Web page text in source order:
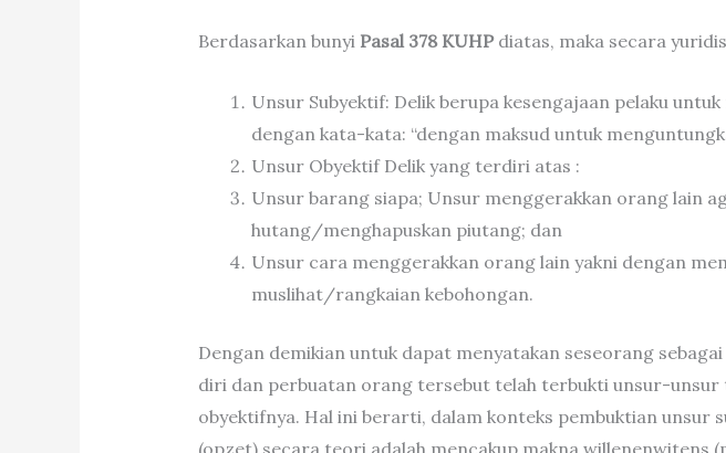
Berdasarkan bunyi Pasal 378 KUHPdiatas, maka secara
Unsur Subyektif: Delik berupa kesengajaan pelaku
dengan kata-kata: “dengan maksud untuk
Unsur Obyektif Delik yang terdiri atas :
Unsur barang siapa; Unsur menggerakkan orang lain
hutang/menghapuskan piutang; dan
Unsur cara menggerakkan orang lain yakni dengan
muslihat/rangkaian kebohongan.
Dengan demikian untuk dapat menyatakan seseorang
diri dan perbuatan orang tersebut telah terbukti unsur-unsur
obyektifnya. Hal ini berarti, dalam konteks pembuktian unsur
(opzet) secara teori adalah mencakup makna willenenwitens